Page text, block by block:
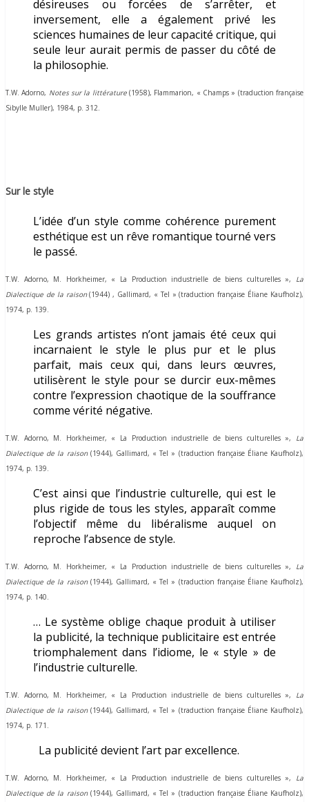
désireuses ou forcées de s’arrêter, et
inversement, elle a également privé les
sciences humaines de leur capacité critique, qui
seule leur aurait permis de passer du côté de
la philosophie.
T.W. Adorno, Notes sur la littérature(1958), Flammarion, « Champs » (traduction française
Sibylle Muller), 1984, p. 312.
Sur le style
L’idée d’un style comme cohérence purement
esthétique est un rêve romantique tourné vers
le passé.
T.W. Adorno, M. Horkheimer, « La Production industrielle de biens culturelles », La
Dialectique de la raison(1944) , Gallimard, « Tel » (traduction française Éliane Kaufholz),
1974, p. 139.
Les grands artistes n’ont jamais été ceux qui
incarnaient le style le plus pur et le plus
parfait, mais ceux qui, dans leurs œuvres,
utilisèrent le style pour se durcir eux-mêmes
contre l’expression chaotique de la souffrance
comme vérité négative.
T.W. Adorno, M. Horkheimer, « La Production industrielle de biens culturelles », La
Dialectique de la raison (1944), Gallimard, « Tel » (traduction française Éliane Kaufholz),
1974, p. 139.
C’est ainsi que l’industrie culturelle, qui est le
plus rigide de tous les styles, apparaît comme
l’objectif même du libéralisme auquel on
reproche l’absence de style.
T.W. Adorno, M. Horkheimer, « La Production industrielle de biens culturelles », La
Dialectique de la raison (1944), Gallimard, « Tel » (traduction française Éliane Kaufholz),
1974, p. 140.
… Le système oblige chaque produit à utiliser
la publicité, la technique publicitaire est entrée
triomphalement dans l’idiome, le « style » de
l’industrie culturelle.
T.W. Adorno, M. Horkheimer, « La Production industrielle de biens culturelles », La
Dialectique de la raison (1944), Gallimard, « Tel » (traduction française Éliane Kaufholz),
1974, p. 171.
La publicité devient l’art par excellence.
T.W. Adorno, M. Horkheimer, « La Production industrielle de biens culturelles », La
Dialectique de la raison (1944), Gallimard, « Tel » (traduction française Éliane Kaufholz),